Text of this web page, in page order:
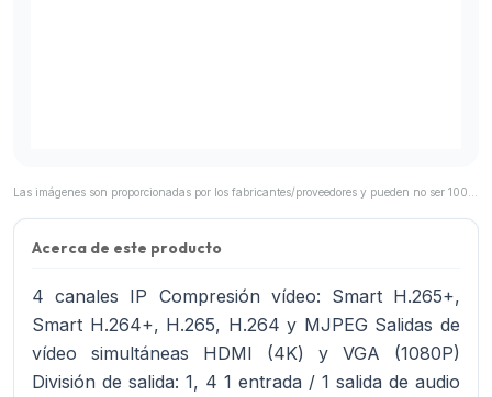
Acerca de este producto
4 canales IP Compresión vídeo: Smart H.265+,
Smart H.264+, H.265, H.264 y MJPEG Salidas de
vídeo simultáneas HDMI (4K) y VGA (1080P)
División de salida: 1, 4 1 entrada / 1 salida de audio